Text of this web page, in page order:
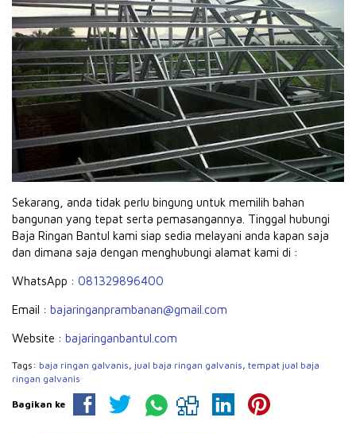
Sekarang, anda tidak perlu bingung untuk memilih bahan
bangunan yang tepat serta pemasangannya. Tinggal hubungi
Baja Ringan Bantul kami siap sedia melayani anda kapan saja
dan dimana saja dengan menghubungi alamat kami di :
WhatsApp : 081329896400
Email : bajaringanprambanan@gmail.com
Website : bajaringanbantul.com
Tags: baja ringan galvanis, jual baja ringan galvanis, tempat jual baja
ringan galvanis
Bagikan ke